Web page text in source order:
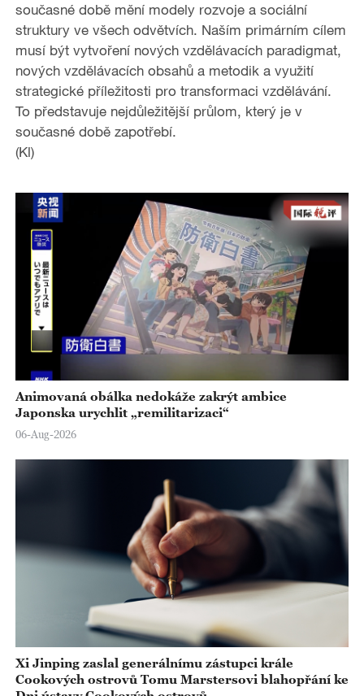
současné době mění modely rozvoje a sociální
struktury ve všech odvětvích. Naším primárním cílem
musí být vytvoření nových vzdělávacích paradigmat,
nových vzdělávacích obsahů a metodik a využití
strategické příležitosti pro transformaci vzdělávání.
To představuje nejdůležitější průlom, který je v
současné době zapotřebí.
(Kl)
Animovaná obálka nedokáže zakrýt ambice
Japonska urychlit „remilitarizaci“
06-Aug-2026
Xi Jinping zaslal generálnímu zástupci krále
Cookových ostrovů Tomu Marstersovi blahopřání ke